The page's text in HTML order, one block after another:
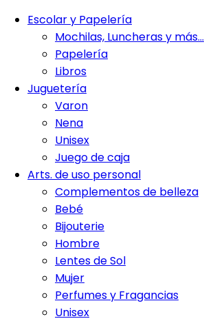
Escolar y Papelería
Mochilas, Luncheras y más…
Papelería
Libros
Juguetería
Varon
Nena
Unisex
Juego de caja
Arts. de uso personal
Complementos de belleza
Bebé
Bijouterie
Hombre
Lentes de Sol
Mujer
Perfumes y Fragancias
Unisex